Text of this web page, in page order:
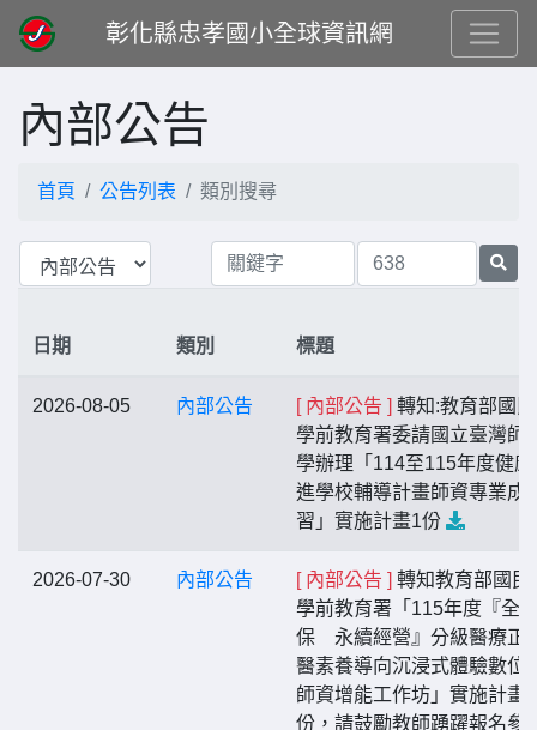
彰化縣忠孝國小全球資訊網
內部公告
首頁 公告列表 類別搜尋
日期 類別 標題
2026-08-05 內部公告 [ 內部公告 ] 轉知:教育部國
學前教育署委請國立臺灣師
學辦理「114至115年度健康
進學校輔導計畫師資專業成
習」實施計畫1份
2026-07-30 內部公告 [ 內部公告 ] 轉知教育部國民
學前教育署「115年度『全
保 永續經營』分級醫療正
醫素養導向沉浸式體驗數位
師資增能工作坊」實施計畫1
份，請鼓勵教師踴躍報名參